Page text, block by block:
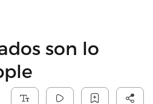
son lo